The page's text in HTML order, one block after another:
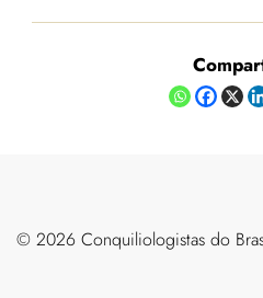
©️ 2026 Conquiliologistas do